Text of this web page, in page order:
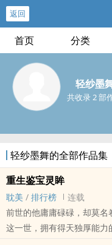
返回
首页 分类
轻纱墨
共收录 2 部
轻纱墨舞的全部作品集
重生鉴宝灵眸
耽美 / 排行榜
连载
前世的他庸庸碌碌，却莫名
这一世，拥有得天独厚能力